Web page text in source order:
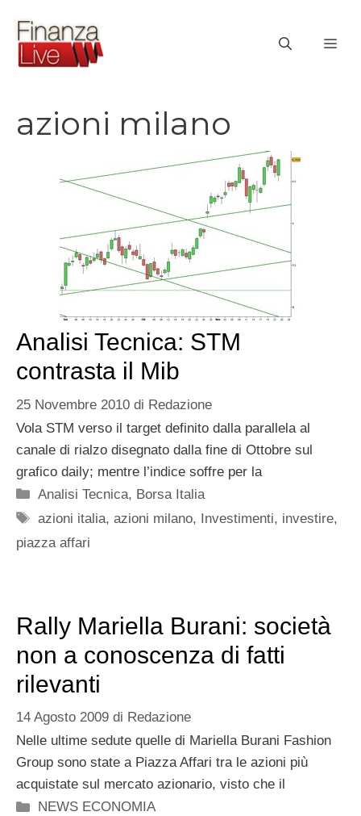
contenuto
azioni milano
Analisi Tecnica: STM
contrasta il Mib
25 Novembre 2010 di Redazione
Vola STM verso il target definito dalla parallela al
canale di rialzo disegnato dalla fine di Ottobre sul
grafico daily; mentre l’indice soffre per la
Categorie
Analisi Tecnica, Borsa Italia
Tag
azioni italia,azioni milano, Investimenti, investire,
piazza affari
Rally Mariella Burani: società
non a conoscenza di fatti
rilevanti
14 Agosto 2009 di Redazione
Nelle ultime sedute quelle di Mariella Burani Fashion
Group sono state a Piazza Affari tra le azioni più
acquistate sul mercato azionario, visto che il
Categorie
NEWS ECONOMIA